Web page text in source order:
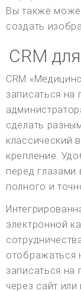
Вы также
создать
CRM
CRM
записаться на
сделать
классический
крепление.
перед
полного и
электронной
отображаться
записаться на
через сайт